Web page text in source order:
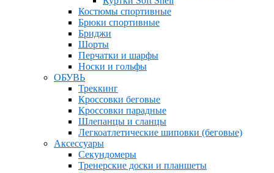
Костюмы спортивные
Брюки спортивные
Бриджи
Шорты
Перчатки и шарфы
Носки и гольфы
ОБУВЬ
Треккинг
Кроссовки беговые
Кроссовки парадные
Шлепанцы и сланцы
Легкоатлетические шиповки (беговые)
Аксессуары
Секундомеры
Тренерские доски и планшеты